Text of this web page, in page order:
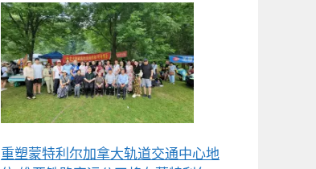
重塑蒙特利尔加拿大轨道交通中心地